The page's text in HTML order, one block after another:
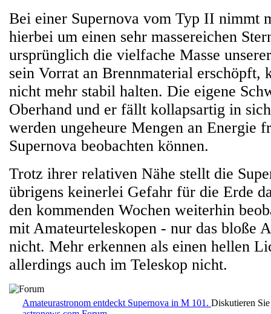
Bei einer Supernova vom Typ II nimmt
hierbei um einen sehr massereichen
ursprünglich die vielfache Masse
sein Vorrat an Brennmaterial erschöpft,
nicht mehr stabil halten. Die eigene
Oberhand und er fällt kollapsartig in
werden ungeheure Mengen an Energie
Supernova beobachten können.
Trotz ihrer relativen Nähe stellt die
übrigens keinerlei Gefahr für die Erde
den kommenden Wochen weiterhin
mit Amateurteleskopen - nur das bloße
nicht. Mehr erkennen als einen hellen
allerdings auch im Teleskop nicht.
Amateurastronom entdeckt Supernova in M 101. Diskutieren